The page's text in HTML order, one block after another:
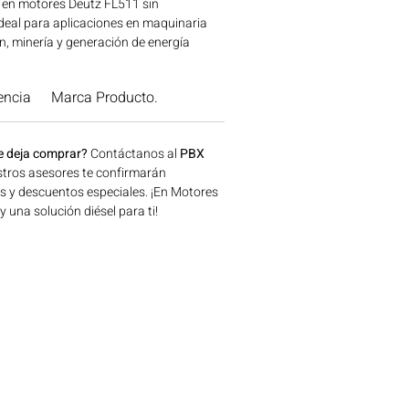
motores Deutz FL511 sin
para aplicaciones en maquinaria
minería y generación de energía
Marca Producto.
deja comprar? Contáctanos al PBX
asesores te confirmarán
y descuentos especiales. ¡En Motores
una solución diésel para ti!